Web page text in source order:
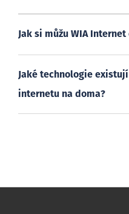
Jak si můžu WIA
Jaké technologie
internetu na doma?